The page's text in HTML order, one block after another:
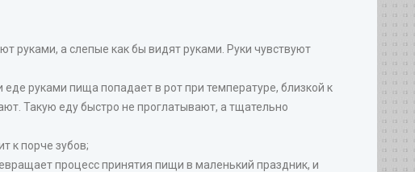
руками, а слепые как бы видят руками. Руки чувствуют
руками пища попадает в рот при температуре, близкой к
Такую еду быстро не проглатывают, а тщательно
к порче зубов;
процесс принятия пищи в маленький праздник, и